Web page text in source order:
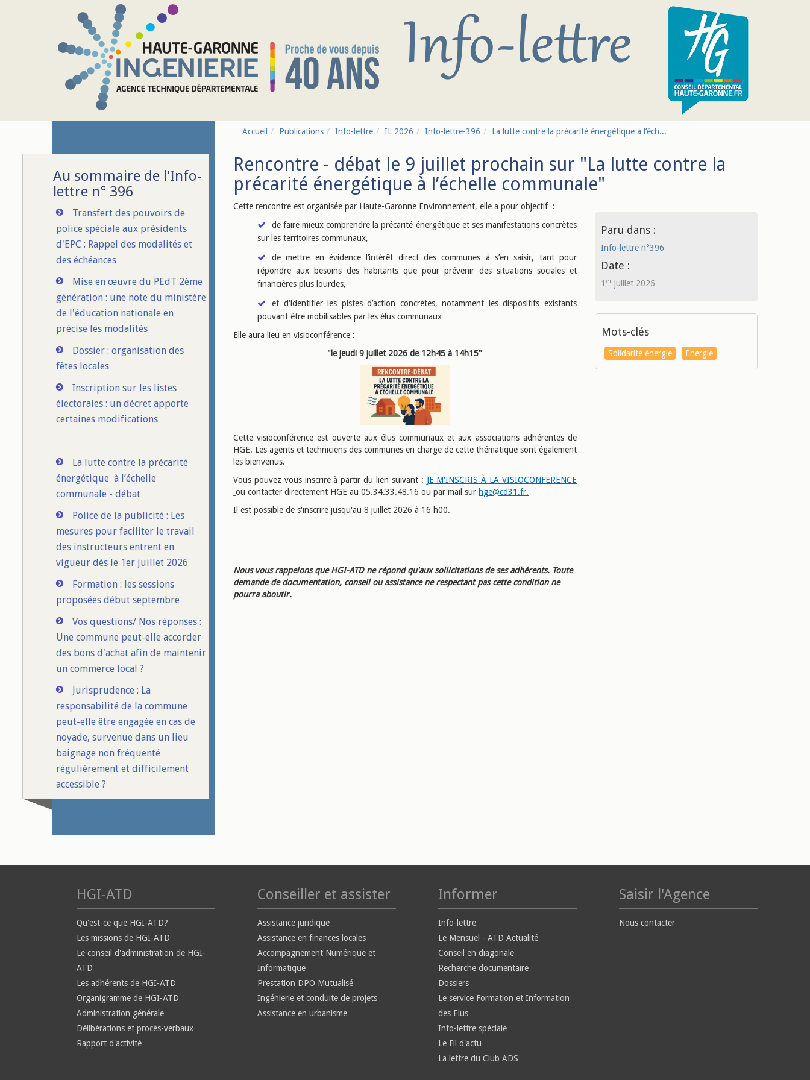
Au sommaire de l'Info-
lettre n° 396
Transfert des pouvoirs de
police spéciale aux présidents
d'EPC : Rappel des modalités et
des échéances
Mise en œuvre du PEdT 2ème
génération : une note du ministère
de l'éducation nationale en
précise les modalités
Dossier : organisation des
fêtes locales
Inscription sur les listes
électorales : un décret apporte
certaines modifications
La lutte contre la précarité
énergétique à l’échelle
communale - débat
Police de la publicité : Les
mesures pour faciliter le travail
des instructeurs entrent en
vigueur dès le 1er juillet 2026
Formation : les sessions
proposées début septembre
Vos questions/ Nos réponses :
Une commune peut-elle accorder
des bons d'achat afin de maintenir
un commerce local ?
Jurisprudence : La
responsabilité de la commune
peut-elle être engagée en cas de
noyade, survenue dans un lieu
baignage non fréquenté
régulièrement et difficilement
accessible ?
Accueil Publications Info-lettre IL 2026 Info-lettre-396 La lutte contre la précarité énergétique à l’éch...
Rencontre - débat le 9 juillet prochain sur "La lutte contre la
précarité énergétique à l’échelle communale"
Cette rencontre est organisée par Haute-Garonne Environnement, elle a pour objectif :
de faire mieux comprendre la précarité énergétique et ses manifestations concrètes
sur les territoires communaux,
de mettre en évidence l’intérêt direct des communes à s’en saisir, tant pour
répondre aux besoins des habitants que pour prévenir des situations sociales et
financières plus lourdes,
et d'identifier les pistes d’action concrètes, notamment les dispositifs existants
pouvant être mobilisables par les élus communaux
Elle aura lieu en visioconférence :
"le jeudi 9 juillet 2026 de 12h45 à 14h15"
Cette visioconférence est ouverte aux élus communaux et aux associations adhérentes de
HGE. Les agents et techniciens des communes en charge de cette thématique sont également
les bienvenus.
Vous pouvez vous inscrire à partir du lien suivant : JE M'INSCRIS À LA VISIOCONFERENCE
ou contacter directement HGE au 05.34.33.48.16 ou par mail sur hge@cd31.fr.
Il est possible de s'inscrire jusqu'au 8 juillet 2026 à 16 h00.
Nous vous rappelons que HGI-ATD ne répond qu'aux sollicitations de ses adhérents. Toute
demande de documentation, conseil ou assistance ne respectant pas cette condition ne
pourra aboutir.
Paru dans :
Info-lettre n°396
Date :
1 erjuillet 2026
Mots-clés
Solidarité énergie Energie
HGI-ATD
Qu'est-ce que HGI-ATD?
Les missions de HGI-ATD
Le conseil d'administration de HGI-
ATD
Les adhérents de HGI-ATD
Organigramme de HGI-ATD
Administration générale
Délibérations et procès-verbaux
Rapport d'activité
Conseiller et assister
Assistance juridique
Assistance en finances locales
Accompagnement Numérique et
Informatique
Prestation DPO Mutualisé
Ingénierie et conduite de projets
Assistance en urbanisme
Informer
Info-lettre
Le Mensuel - ATD Actualité
Conseil en diagonale
Recherche documentaire
Dossiers
Le service Formation et Information
des Elus
Info-lettre spéciale
Le Fil d'actu
La lettre du Club ADS
Saisir l'Agence
Nous contacter